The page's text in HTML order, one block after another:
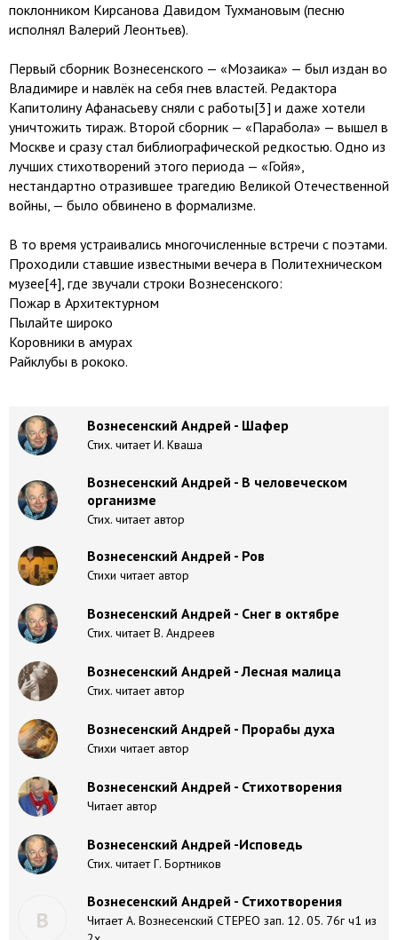
поклонником Кирсанова Давидом Тухмановым (песню
исполнял Валерий Леонтьев).
Первый сборник Вознесенского — «Мозаика» — был издан во
Владимире и навлёк на себя гнев властей. Редактора
Капитолину Афанасьеву сняли с работы[3] и даже хотели
уничтожить тираж. Второй сборник — «Парабола» — вышел в
Москве и сразу стал библиографической редкостью. Одно из
лучших стихотворений этого периода — «Гойя»,
нестандартно отразившее трагедию Великой Отечественной
войны, — было обвинено в формализме.
В то время устраивались многочисленные встречи с поэтами.
Проходили ставшие известными вечера в Политехническом
музее[4], где звучали строки Вознесенского:
Пожар в Архитектурном
Пылайте широко
Коровники в амурах
Райклубы в рококо.
Вознесенский Андрей - Шафер
Стих. читает И. Кваша
Вознесенский Андрей - В человеческом
организме
Стих. читает автор
Вознесенский Андрей - Ров
Стихи читает автор
Вознесенский Андрей - Снег в октябре
Стих. читает В. Андреев
Вознесенский Андрей - Лесная малица
Стих. читает автор
Вознесенский Андрей - Прорабы духа
Стихи читает автор
Вознесенский Андрей - Стихотворения
Читает автор
Вознесенский Андрей -Исповедь
Стих. читает Г. Бортников
В
Вознесенский Андрей - Стихотворения
Читает А. Вознесенский СТЕРЕО зап. 12. 05. 76г ч1 из